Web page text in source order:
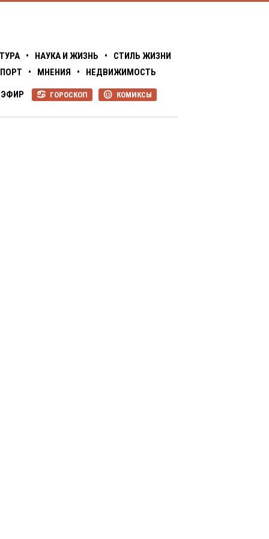
• НАУКА И ЖИЗНЬ •
СТИЛЬ ЖИЗНИ
• МНЕНИЯ • НЕДВИЖИМОСТЬ
P КОМИКСЫ
R ГОРОСКОП
ЭФИР